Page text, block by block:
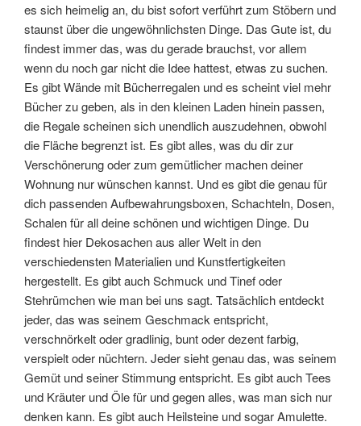
es sich heimelig an, du bist sofort verführt zum Stöbern und
staunst über die ungewöhnlichsten Dinge. Das Gute ist, du
findest immer das, was du gerade brauchst, vor allem
wenn du noch gar nicht die Idee hattest, etwas zu suchen.
Es gibt Wände mit Bücherregalen und es scheint viel mehr
Bücher zu geben, als in den kleinen Laden hinein passen,
die Regale scheinen sich unendlich auszudehnen, obwohl
die Fläche begrenzt ist. Es gibt alles, was du dir zur
Verschönerung oder zum gemütlicher machen deiner
Wohnung nur wünschen kannst. Und es gibt die genau für
dich passenden Aufbewahrungsboxen, Schachteln, Dosen,
Schalen für all deine schönen und wichtigen Dinge. Du
findest hier Dekosachen aus aller Welt in den
verschiedensten Materialien und Kunstfertigkeiten
hergestellt. Es gibt auch Schmuck und Tinef oder
Stehrümchen wie man bei uns sagt. Tatsächlich entdeckt
jeder, das was seinem Geschmack entspricht,
verschnörkelt oder gradlinig, bunt oder dezent farbig,
verspielt oder nüchtern. Jeder sieht genau das, was seinem
Gemüt und seiner Stimmung entspricht. Es gibt auch Tees
und Kräuter und Öle für und gegen alles, was man sich nur
denken kann. Es gibt auch Heilsteine und sogar Amulette.